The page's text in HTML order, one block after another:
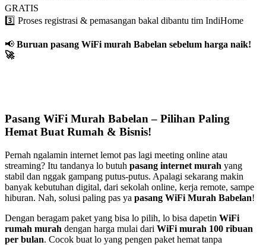
GRATIS
3️⃣ Proses registrasi & pemasangan bakal dibantu tim IndiHome
📢 Buruan pasang WiFi murah Babelan sebelum harga naik!
🚀
Pasang WiFi Murah Babelan – Pilihan Paling
Hemat Buat Rumah & Bisnis!
Pernah ngalamin internet lemot pas lagi meeting online atau
streaming? Itu tandanya lo butuh pasang internet murah yang
stabil dan nggak gampang putus-putus. Apalagi sekarang makin
banyak kebutuhan digital, dari sekolah online, kerja remote, sampe
hiburan. Nah, solusi paling pas ya pasang WiFi Murah Babelan!
Dengan beragam paket yang bisa lo pilih, lo bisa dapetin WiFi
rumah murah dengan harga mulai dari WiFi murah 100 ribuan
per bulan. Cocok buat lo yang pengen paket hemat tanpa